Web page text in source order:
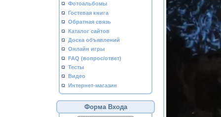
Фотоальбомы
Гостевая книга
Обратная связь
Каталог сайтов
Доска объявлений
Онлайн игры
FAQ (вопрос/ответ)
Тесты
Видео
Интернет-магазин
Форма Входа